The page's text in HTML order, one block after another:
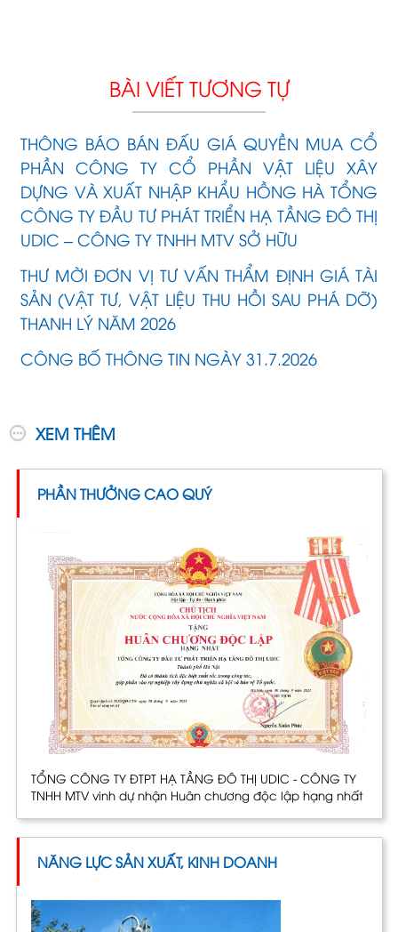
BÀI VIẾT TƯƠNG TỰ
THÔNG BÁO BÁN ĐẤU GIÁ QUYỀN MUA CỔ
PHẦN CÔNG TY CỔ PHẦN VẬT LIỆU XÂY
DỰNG VÀ XUẤT NHẬP KHẨU HỒNG HÀ TỔNG
CÔNG TY ĐẦU TƯ PHÁT TRIỂN HẠ TẦNG ĐÔ THỊ
UDIC – CÔNG TY TNHH MTV SỞ HỮU
THƯ MỜI ĐƠN VỊ TƯ VẤN THẨM ĐỊNH GIÁ TÀI
SẢN (VẬT TƯ, VẬT LIỆU THU HỒI SAU PHÁ DỠ)
THANH LÝ NĂM 2026
CÔNG BỐ THÔNG TIN NGÀY 31.7.2026
XEM THÊM
PHẦN THƯỞNG CAO QUÝ
TỔNG CÔNG TY ĐTPT HẠ TẦNG ĐÔ THỊ UDIC - CÔNG TY
TNHH MTV vinh dự nhận Huân chương độc lập hạng nhất
NĂNG LỰC SẢN XUẤT, KINH DOANH